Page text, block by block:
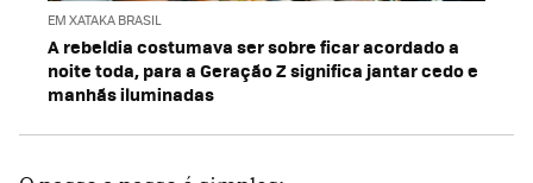
EM XATAKA BRASIL
A rebeldia costumava ser sobre ficar acordado a
noite toda, para a Geração Z significa jantar cedo e
manhãs iluminadas